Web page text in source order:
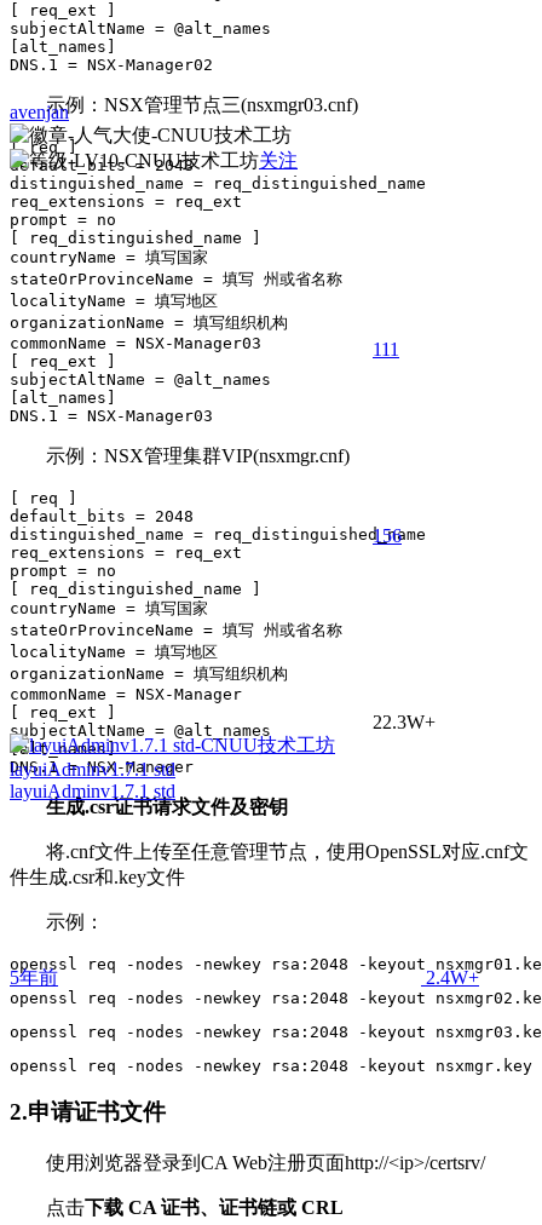
[ req_ext ]
subjectAltName = @alt_names
[alt_names]
DNS.1 = NSX-Manager02
示例：NSX管理节点三(nsxmgr03.cnf)
[ req ]
default_bits = 2048
distinguished_name = req_distinguished_name
req_extensions = req_ext
prompt = no
[ req_distinguished_name ]
countryName = 填写国家
stateOrProvinceName = 填写 州或省名称
localityName = 填写地区
organizationName = 填写组织机构
commonName = NSX-Manager03
[ req_ext ]
subjectAltName = @alt_names
[alt_names]
示例：NSX管理集群VIP(nsxmgr.cnf)
[ req ]
default_bits = 2048
distinguished_name = req_distinguished_name
req_extensions = req_ext
prompt = no
[ req_distinguished_name ]
countryName = 填写国家
stateOrProvinceName = 填写 州或省名称
localityName = 填写地区
organizationName = 填写组织机构
commonName = NSX-Manager
[ req_ext ]
subjectAltName = @alt_names
[alt_names]
生成.csr证书请求文件及密钥
将.cnf文件上传至任意管理节点，使用OpenSSL对应.cnf文
件生成.csr和.key文件
示例：
openssl req -nodes -newkey rsa:2048 -keyout
openssl req -nodes -newkey rsa:2048 -keyout
openssl req -nodes -newkey rsa:2048 -keyout
openssl req -nodes -newkey rsa:2048 -keyout
2.申请证书文件
使用浏览器登录到CA Web注册页面http://<ip>/certsrv/
点击下载 CA 证书、证书链或 CRL
avenjan
关注
111
156
22.3W+
layuiAdminv1.7.1 std
layuiAdminv1.7.1 std
5年前 2.4W+